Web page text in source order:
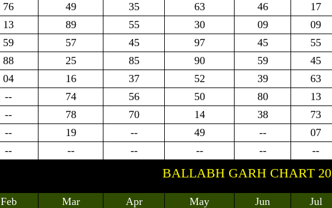
76 49 35 63 46 17
13 89 55 30 09 09
59 57 45 97 45 55
88 25 85 90 59 45
04 16 37 52 39 63
-- 74 56 50 80 13
-- 78 70 14 38 73
-- 19 -- 49 -- 07
-- -- -- -- -- --
BALLABH GARH CHART
Feb Mar Apr May Jun Jul